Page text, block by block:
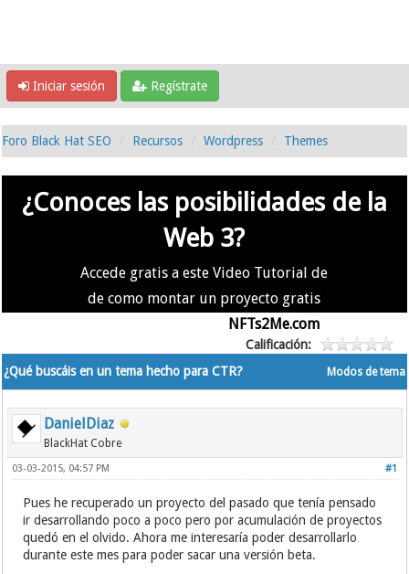
Iniciar sesión Regístrate
Foro Black Hat SEO Recursos Wordpress Themes
¿Conoces las posibilidades de la
Web 3?
Accede gratis a este Video Tutorial de
de como montar un proyecto gratis
NFTs2Me.com
Calificación:
Modos de tema
¿Qué buscáis en un tema hecho para CTR?
DanielDiaz
BlackHat Cobre
#1
03-03-2015, 04:57 PM
Pues he recuperado un proyecto del pasado que tenía pensado
ir desarrollando poco a poco pero por acumulación de proyectos
quedó en el olvido. Ahora me interesaría poder desarrollarlo
durante este mes para poder sacar una versión beta.